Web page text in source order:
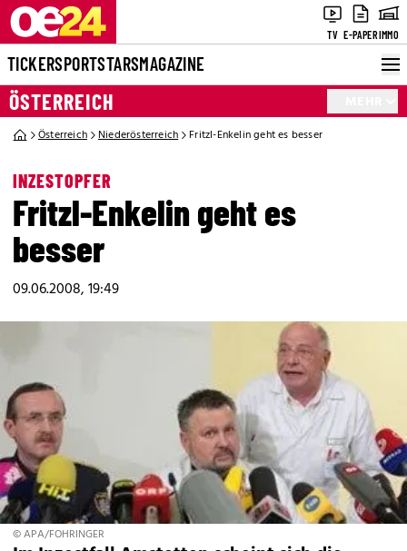
TV E-PAPERIMMO
TICKERSPORTSTARSMAGAZINE
ÖSTERREICH
Österreich Niederösterreich Fritzl-Enkelin geht es besser
INZESTOPFER
Fritzl-Enkelin geht es
besser
09.06.2008, 19:49
© APA/FOHRINGER